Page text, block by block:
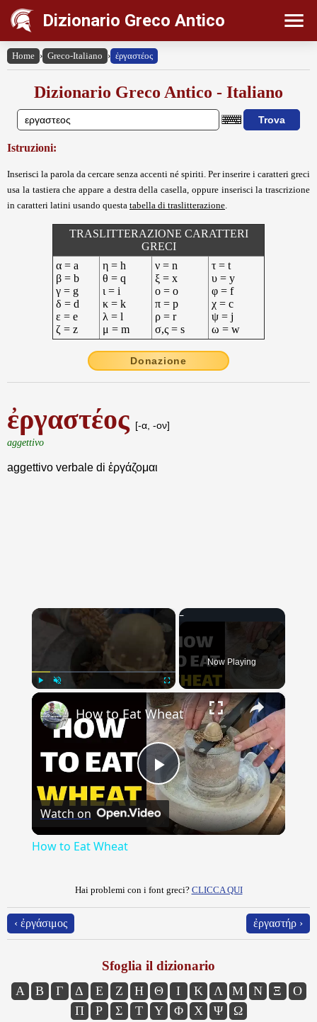
Dizionario Greco Antico
Home › Greco-Italiano › ἐργαστέος
Dizionario Greco Antico - Italiano
Istruzioni:
Inserisci la parola da cercare senza accenti né spiriti. Per inserire i caratteri greci
usa la tastiera che appare a destra della casella, oppure inserisci la trascrizione
in caratteri latini usando questa tabella di traslitterazione
TRASLITTERAZIONE CARATTERI
GRECI
α = a
β = b
γ = g
δ = d
ε = e
ζ = z
η = h
θ = q
ι = i
κ = k
λ = l
μ = m
ν = n
ξ = x
ο = o
π = p
ρ = r
σ,ς = s
τ = t
υ = y
φ = f
χ = c
ψ = j
ω = w
Donazione
ἐργαστέος [-α, -ον]
aggettivo
aggettivo verbale di ἐργάζομαι
×
Fullscreen
Now Playing
×
Play
Video
How to Eat Wheat
Watch on
How to Eat Wheat
Hai problemi con i font greci? CLICCA QUI
‹ ἐργάσιμος ἐργαστήρ ›
Sfoglia il dizionario
Α Β Γ Δ Ε Ζ Η Θ Ι Κ Λ Μ Ν Ξ
Ο
Π
Ρ Σ Τ Υ Φ Χ Ψ Ω